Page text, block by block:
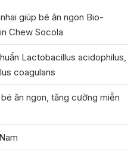
giúp bé ăn ngon Bio-
Chew Socola
Lactobacillus acidophilus,
coagulans
ăn ngon, tăng cường miễn